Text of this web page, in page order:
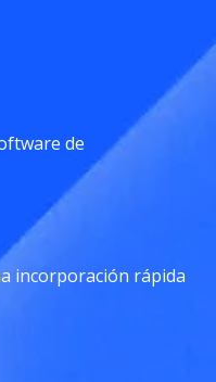
de
incorporación rápida